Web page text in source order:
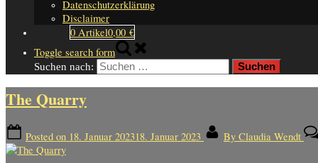
Datenschutzerklärung
Disclaimer
0 Artikel0,00 €
Toggle search form
Suchen nach:
The Quarry
Posted on 18. Januar 202318. Januar 2023 By Claudia Wendt